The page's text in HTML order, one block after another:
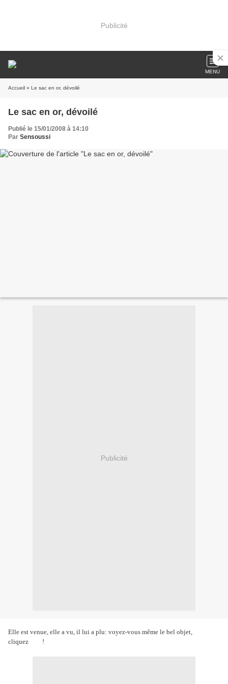
Publicité
MENU
Accueil » Le sac en or, dévoilé
Le sac en or, dévoilé
Publié le 15/01/2008 à 14:10
Par Sensoussi
Publicité
Elle est venue, elle a vu, il lui a plu: voyez-vous même le bel objet,
cliquez !